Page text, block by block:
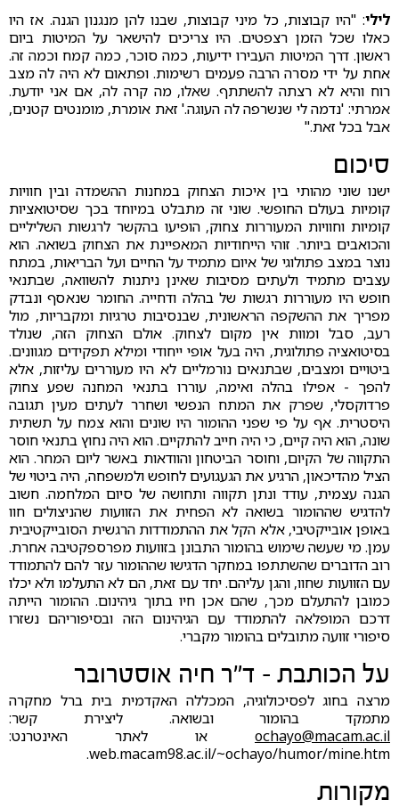
לילי: "היו קבוצות, כל מיני קבוצות, שבנו להן מנגנון הגנה. אז היו
כאלו שכל הזמן רצפטים. היו צריכים להישאר על המיטות ביום
ראשון. דרך המיטות העבירו ידיעות, כמה סוכר, כמה קמח וכמה זה.
אחת על ידי מסרה הרבה פעמים רשימות. ופתאום לא היה לה מצב
רוח והיא לא רצתה להשתתף. שאלו, מה קרה לה, אם אני יודעת.
אמרתי: 'נדמה לי שנשרפה לה העוגה.' זאת אומרת, מומנטים קטנים,
אבל בכל זאת."
סיכום
ישנו שוני מהותי בין איכות הצחוק במחנות ההשמדה ובין חוויות
קומיות בעולם החופשי. שוני זה מתבלט במיוחד בכך שסיטואציות
קומיות וחוויות המעוררות צחוק, הופיעו בהקשר לרגשות השליליים
והכואבים ביותר. זוהי הייחודיות המאפיינת את הצחוק בשואה. הוא
נוצר במצב פתולוגי של איום מתמיד על החיים ועל הבריאות, במתח
עצבים מתמיד ולעתים מסיבות שאינן ניתנות להשוואה, שבתנאי
חופש היו מעוררות רגשות של בהלה ודחייה. החומר שנאסף ונבדק
מפריך את ההשקפה הראשונית, שבנסיבות טרגיות ומקבריות, מול
רעב, סבל ומוות אין מקום לצחוק. אולם הצחוק הזה, שנולד
בסיטואציה פתולוגית, היה בעל אופי ייחודי ומילא תפקידים מגוונים.
ביטויים ומצבים, שבתנאים נורמליים לא היו מעוררים עליזות, אלא
להפך - אפילו בהלה ואימה, עוררו בתנאי המחנה שפע צחוק
פרדוקסלי, שפרק את המתח הנפשי ושחרר לעתים מעין תגובה
היסטרית. אף על פי שפני ההומור היו שונים והוא צמח על תשתית
שונה, הוא היה קיים, כי היה חייב להתקיים. הוא היה נחוץ בתנאי חוסר
התקווה של הקיום, וחוסר הביטחון והוודאות באשר ליום המחר. הוא
הציל מהדיכאון, הרגיע את הגעגועים לחופש ולמשפחה, היה ביטוי של
הגנה עצמית, עודד ונתן תקווה ותחושה של סיום המלחמה. חשוב
להדגיש שההומור בשואה לא הפחית את הזוועות שהניצולים חוו
באופן אובייקטיבי, אלא הקל את ההתמודדות הרגשית הסובייקטיבית
עמן. מי שעשה שימוש בהומור התבונן בזוועות מפרספקטיבה אחרת.
רוב הדוברים שהשתתפו במחקר הדגישו שההומור עזר להם להתמודד
עם הזוועות שחוו, והגן עליהם. יחד עם זאת, הם לא התעלמו ולא יכלו
כמובן להתעלם מכך, שהם אכן חיו בתוך גיהינום. ההומור הייתה
דרכם המופלאה להתמודד עם הגיהינום הזה ובסיפוריהם נשזרו
סיפורי זוועה מתובלים בהומור מקברי.
על הכותבת - ד"ר חיה אוסטרובר
מרצה בחוג לפסיכולוגיה, המכללה האקדמית בית ברל מחקרה
מתמקד בהומור ובשואה. ליצירת קשר:
ochayo@macam.ac.il או לאתר האינטרנט:
web.macam98.ac.il/~ochayo/humor/mine.htm.
מקורות